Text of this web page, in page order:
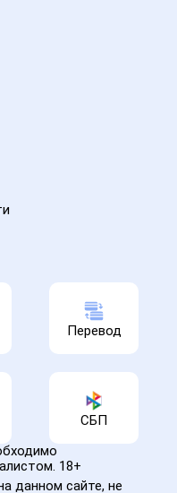
18+
данном сайте, не
Перевод
СБП